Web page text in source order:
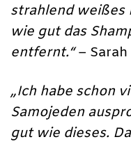
strahlend weißes
wie gut das
entfernt.“– Sarah
„Ich habe schon
Samojeden
gut wie dieses.